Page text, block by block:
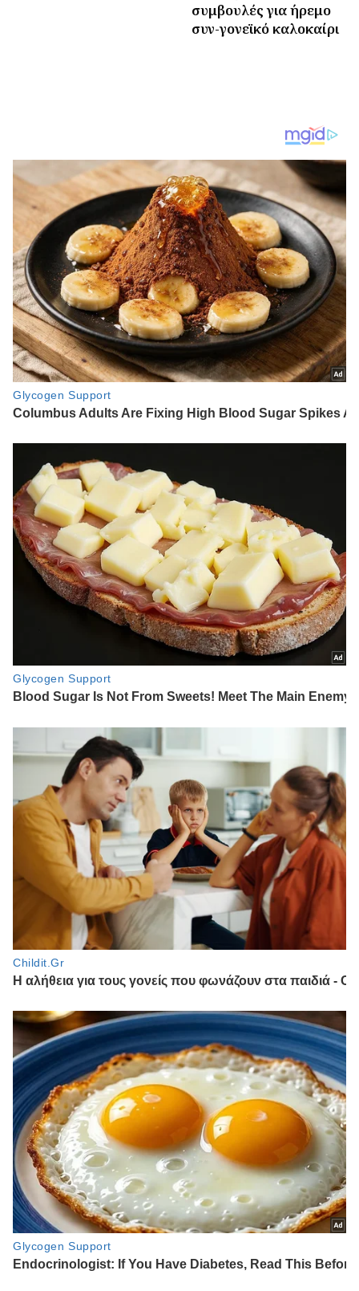
συμβουλές για ήρεμο
συν-γονεϊκό καλοκαίρι